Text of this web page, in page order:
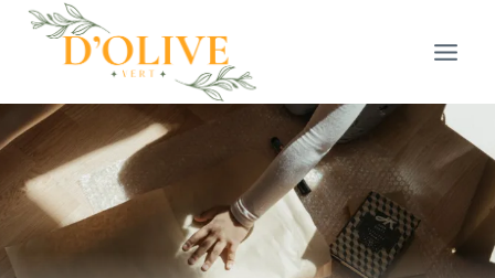
Aller